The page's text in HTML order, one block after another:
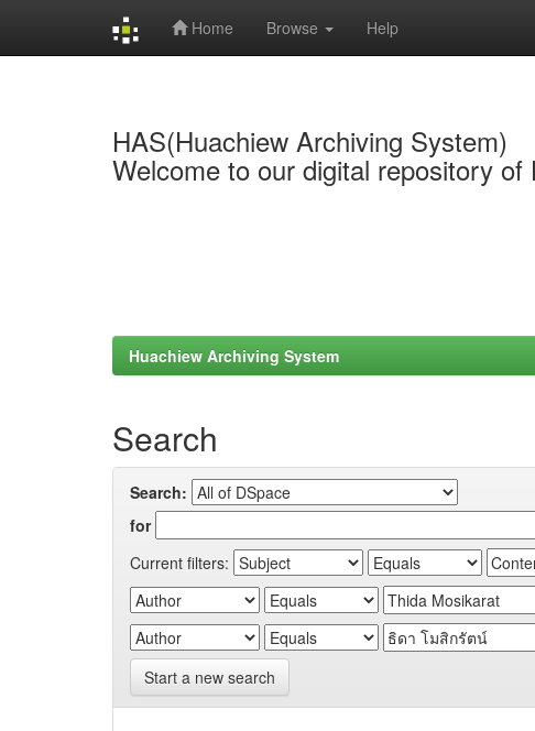
Home Browse Help
HAS(Huachiew Archiving System)
Welcome to our digital repository
Huachiew Archiving System
Search
Search:
for
Current filters:
Start a new search